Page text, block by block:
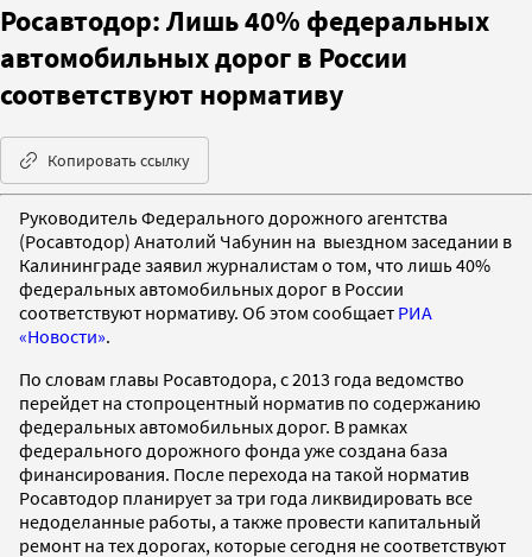
Росавтодор: Лишь 40% федеральных
автомобильных дорог в России
соответствуют нормативу
Копировать ссылку
Руководитель Федерального дорожного агентства
(Росавтодор) Анатолий Чабунин на выездном заседании в
Калининграде заявил журналистам о том, что лишь 40%
федеральных автомобильных дорог в России
соответствуют нормативу. Об этом сообщает РИА
«Новости».
По словам главы Росавтодора, с 2013 года ведомство
перейдет на стопроцентный норматив по содержанию
федеральных автомобильных дорог. В рамках
федерального дорожного фонда уже создана база
финансирования. После перехода на такой норматив
Росавтодор планирует за три года ликвидировать все
недоделанные работы, а также провести капитальный
ремонт на тех дорогах, которые сегодня не соответствуют